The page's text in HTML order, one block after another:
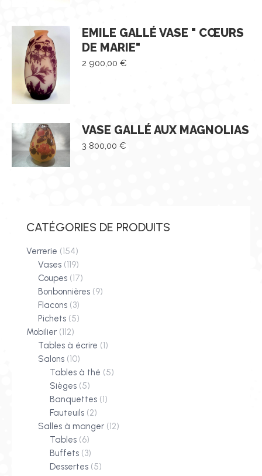
EMILE GALLÉ VASE " CŒURS
DE MARIE"
2 900,00 €
VASE GALLÉ AUX MAGNOLIAS
3 800,00 €
CATÉGORIES DE PRODUITS
Verrerie (154)
Vases (119)
Coupes (17)
Bonbonnières (9)
Flacons (3)
Pichets (5)
Mobilier (112)
Tables à écrire (1)
Salons (10)
Tables à thé (5)
Sièges (5)
Banquettes (1)
Fauteuils (2)
Salles à manger (12)
Tables (6)
Buffets (3)
Dessertes (5)